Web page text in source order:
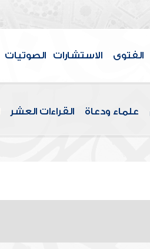
الفتوى الاستشارات الصوتيات
علماء ودعاة القراءات العشر